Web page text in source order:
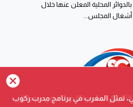
بالدوائر المحلية المعلن عنها خلال
أشغال المجلس...
بمغربية الصحراء في برقية إلى